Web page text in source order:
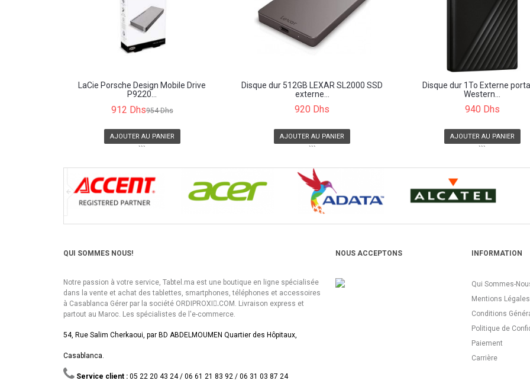
LaCie Porsche Design Mobile Drive
P9220...
912 Dhs954 Dhs
AJOUTER AU PANIER
```
Disque dur 512GB LEXAR SL2000 SSD
externe...
920 Dhs
AJOUTER AU PANIER
```
Disque dur 1To Externe
Western...
940 Dhs
AJOUTER AU PANIER
```
QUI SOMMES NOUS!
Notre passion à votre service, Tabtel.ma est une boutique en ligne spécialisée
dans la vente et achat des tablettes, smartphones, téléphones et accessoires
à Casablanca Gérer par la société ORDIPROXI.ِCOM. Livraison express et
partout au Maroc. Les spécialistes de l'e-commerce.
54, Rue Salim Cherkaoui, par BD ABDELMOUMEN Quartier des Hôpitaux,
Casablanca.
Service client : 05 22 20 43 24 / 06 61 21 83 92 / 06 31 03 87 24
NOUS ACCEPTONS INFORMATION
Qui Sommes-
Mentions Légales
Conditions
Politique de
Paiement
Carrière